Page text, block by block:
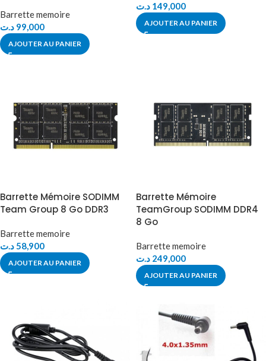
Barrette memoire
99,000 د.ت
AJOUTER AU PANIER
149,000 د.ت
AJOUTER AU PANIER
Barrette Mémoire SODIMM
Team Group 8 Go DDR3
Barrette memoire
58,900د.ت
AJOUTER AU PANIER
Barrette Mémoire
TeamGroup SODIMM DDR4
8 Go
Barrette memoire
249,000 د.ت
AJOUTER AU PANIER